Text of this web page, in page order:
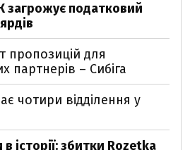
загрожує податковий
пропозицій для
партнерів – Сибіга
чотири відділення у
історії: збитки Rozetka